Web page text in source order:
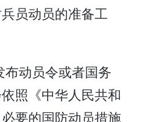
员动员的准备工
动员令或者国务
照《中华人民共和
要的国防动员措施